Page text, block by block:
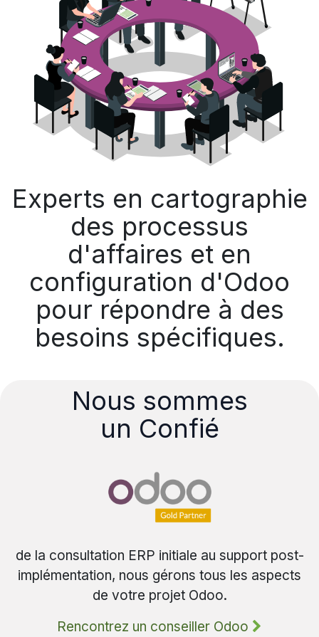
Experts en cartographie
des processus
d'affaires et en
configuration d'Odoo
pour répondre à des
besoins spécifiques.
Nous sommes
un Confié
de la consultation ERP initiale au support post-
implémentation, nous gérons tous les aspects
de votre projet Odoo.
Rencontrez un conseiller Odoo